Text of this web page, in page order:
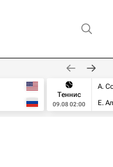
Теннис
09.08 02:00
А.
Е.